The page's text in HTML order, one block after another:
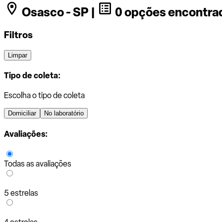
Osasco - SP | 0 opções
Filtros
Limpar
Tipo de coleta:
Escolha o tipo de coleta
Domiciliar No laboratório
Avaliações:
Todas as avaliações
5 estrelas